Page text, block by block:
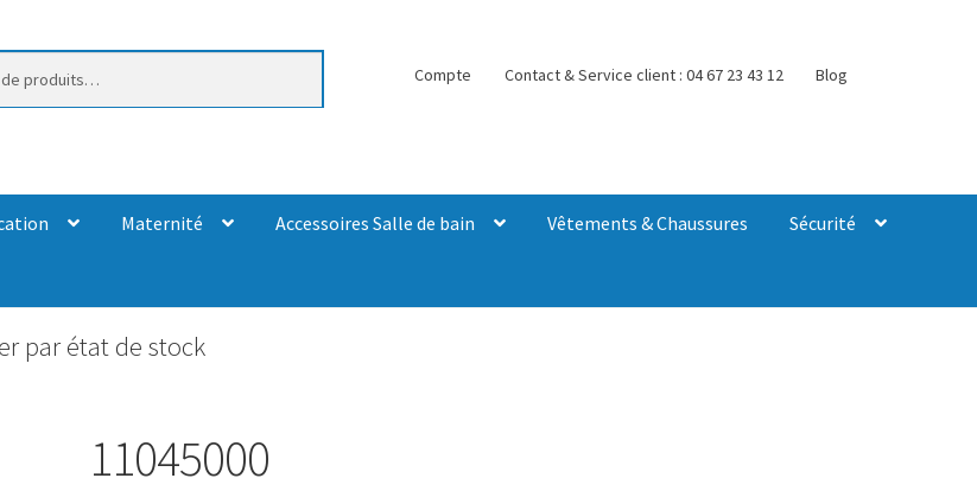
Compte Contact & Service client : 04 67 23 43 12 Blog
Maternité Accessoires Salle de bain Vêtements & Chaussures Sécurité
par état de stock
11045000